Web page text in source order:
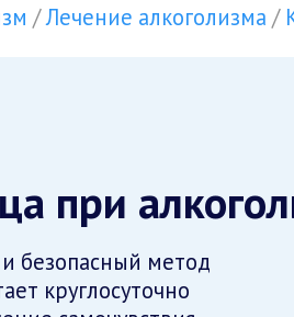
Лечение алкоголизма
при
безопасный метод
круглосуточно